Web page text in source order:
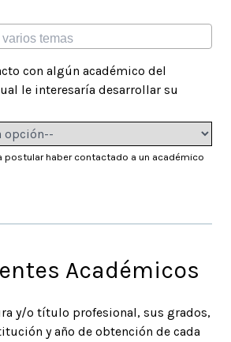
con algún académico del
le interesaría desarrollar su
postular haber contactado a un académico
Académicos
y/o título profesional, sus grados,
y año de obtención de cada